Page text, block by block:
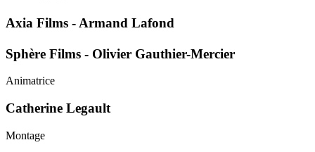
Axia Films - Armand Lafond
Sphère Films - Olivier Gauthier-Mercier
Animatrice
Catherine Legault
Montage